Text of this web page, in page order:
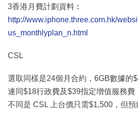
3香港月費計劃資料︰
http://www.iphone.three.com.hk/
us_monthlyplan_n.html
CSL
選取同樣是24個月合約，6GB數據的
連同$18行政費及$39指定增值服務費
不同是 CSL 上台價只需$1,500，但